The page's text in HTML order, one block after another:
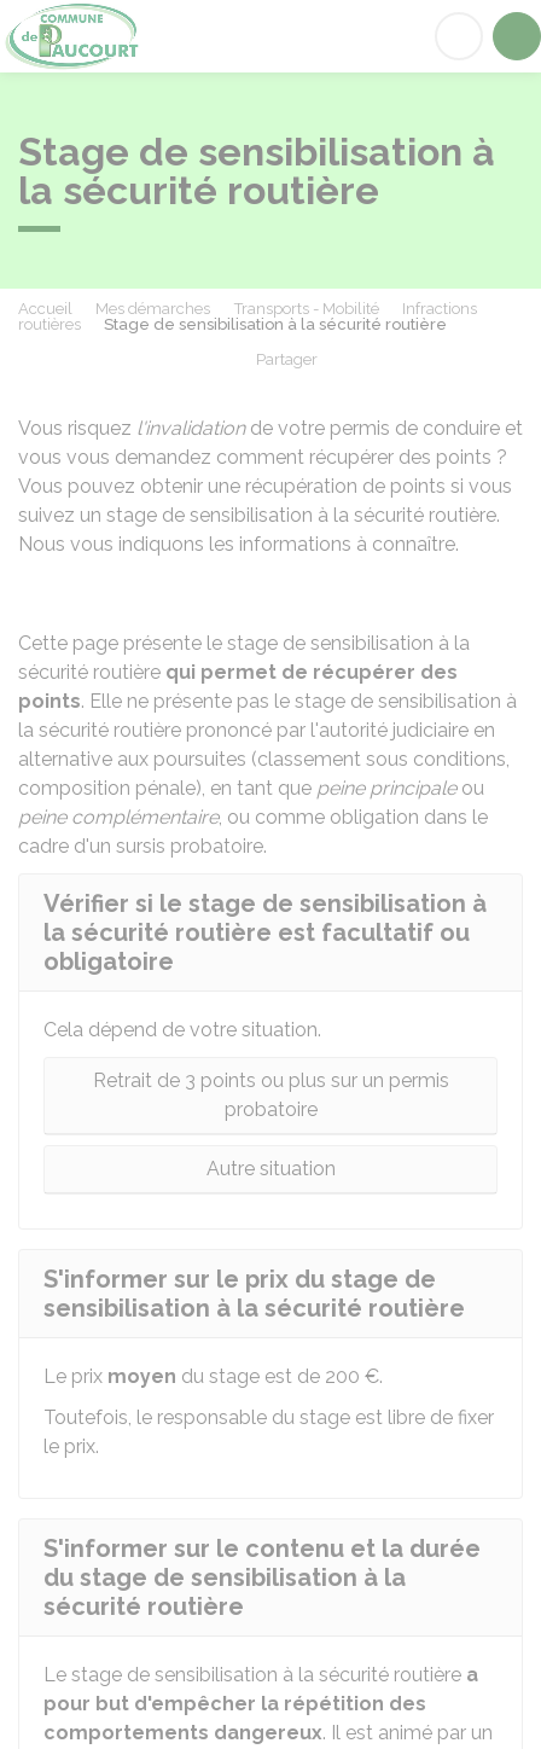
Stage de sensibilisation à
la sécurité routière
Accueil Mes démarches Transports - Mobilité
Infractions
routières
Stage de sensibilisation à la sécurité routière
Partager
Vous risquez l'invalidationde votre permis de conduire et
vous vous demandez comment récupérer des points ?
Vous pouvez obtenir une récupération de points si vous
suivez un stage de sensibilisation à la sécurité routière.
Nous vous indiquons les informations à connaître.
Cette page présente le stage de sensibilisation à la
sécurité routière qui permet de récupérer des
points. Elle ne présente pas le stage de sensibilisation à
la sécurité routière prononcé par l'autorité judiciaire en
alternative aux poursuites (classement sous conditions,
composition pénale), en tant que peine principaleou
peine complémentaire, ou comme obligation dans le
cadre d'un sursis probatoire.
Vérifier si le stage de sensibilisation à
la sécurité routière est facultatif ou
obligatoire
Cela dépend de votre situation.
Retrait de 3 points ou plus sur un permis
probatoire
Autre situation
S'informer sur le prix du stage de
sensibilisation à la sécurité routière
Le prix moyen du stage est de 200 €.
Toutefois, le responsable du stage est libre de fixer
le prix.
S'informer sur le contenu et la durée
du stage de sensibilisation à la
sécurité routière
Le stage de sensibilisation à la sécurité routière a
pour but d'empêcher la répétition des
comportements dangereux. Il est animé par un